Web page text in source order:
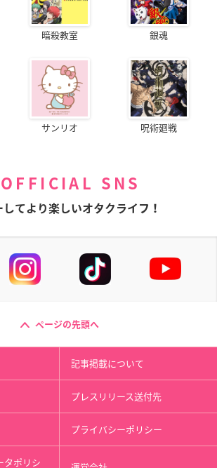
暗殺教室 銀魂
サンリオ 呪術廻戦
OFFICIAL SNS
してより楽しいオタクライフ！
ページの先頭へ
記事掲載について
プレスリリース送付先
プライバシーポリシー
タポリシ